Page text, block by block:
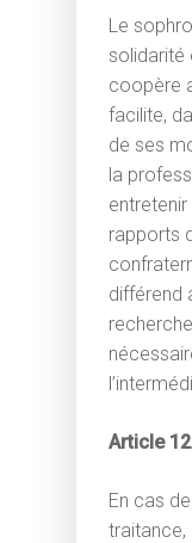
Le
solidarité
coopère
facilite,
de ses
la
rapports
différend
Article 12
En cas
traitance,